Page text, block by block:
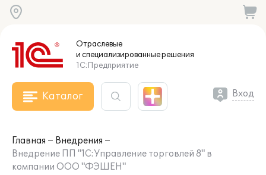
Отраслевые
и специализированныерешения
1С:Предприятие
Каталог Вход
Главная
Внедрения
Внедрение ПП "1С:Управление торговлей 8" в
компании ООО "ФЭШЕН"